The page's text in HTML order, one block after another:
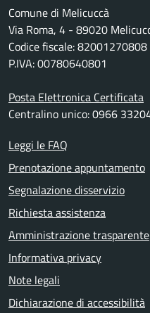
Comune di Melicuccà
Via Roma, 4 - 89020
Codice fiscale: 82001270808
P.IVA: 00780640801
Posta Elettronica Certificata
Centralino unico: 0966
Leggi le FAQ
Prenotazione appuntamento
Segnalazione disservizio
Richiesta assistenza
Amministrazione trasparente
Informativa privacy
Note legali
Dichiarazione di accessibilità